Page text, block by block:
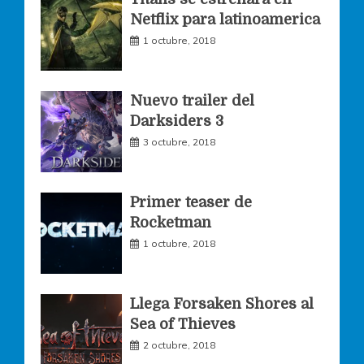
o
m
r
Netflix para latinoamerica
1 octubre, 2018
Nuevo trailer del
Darksiders 3
3 octubre, 2018
Primer teaser de
Rocketman
1 octubre, 2018
Llega Forsaken Shores al
Sea of Thieves
2 octubre, 2018